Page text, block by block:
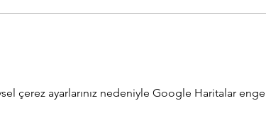
çerez ayarlarınız nedeniyle Google Haritalar